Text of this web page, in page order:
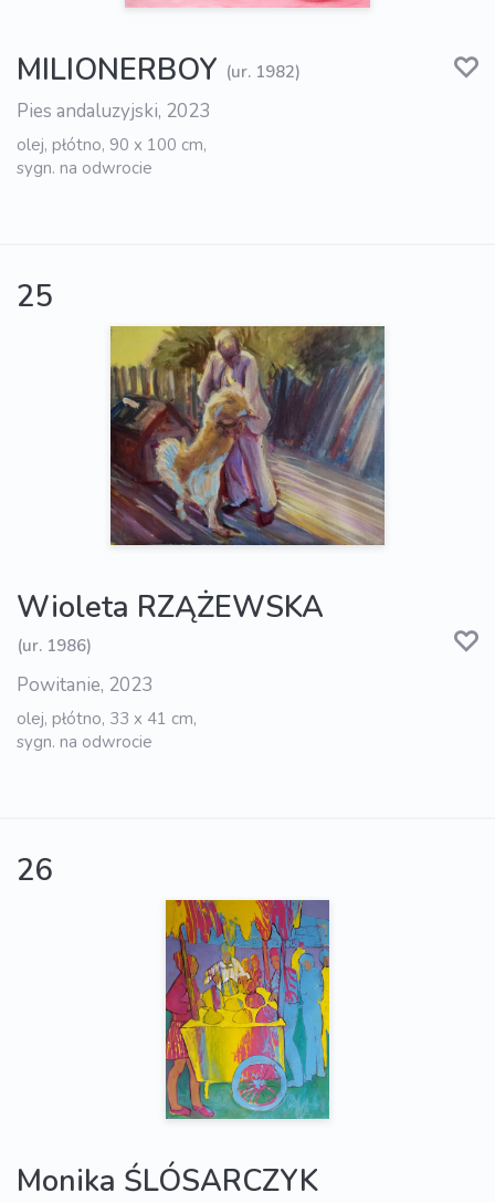
MILIONERBOY (ur. 1982)
Pies andaluzyjski, 2023
olej, płótno, 90 x 100 cm,
sygn. na odwrocie
25
Wioleta RZĄŻEWSKA
(ur. 1986)
Powitanie, 2023
olej, płótno, 33 x 41 cm,
sygn. na odwrocie
26
Monika ŚLÓSARCZYK